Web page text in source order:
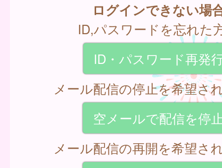
ログインできない場
ID,パスワードを忘れた
ID・パスワード再発
メール配信の停止を希望さ
空メールで配信を停
メール配信の再開を希望さ